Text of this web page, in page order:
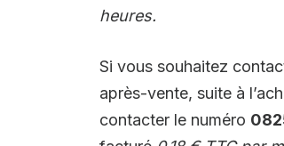
heures.
Si vous souhaitez
après-vente, suite à
contacter le numéro